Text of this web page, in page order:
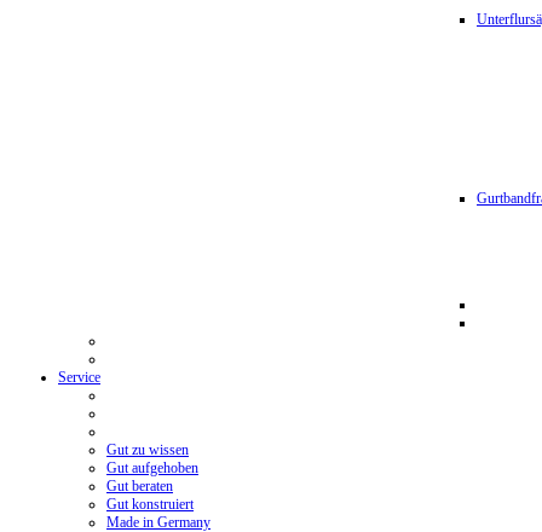
Service
Gut zu wissen
Gut aufgehoben
Gut beraten
Gut konstruiert
Made in Germany